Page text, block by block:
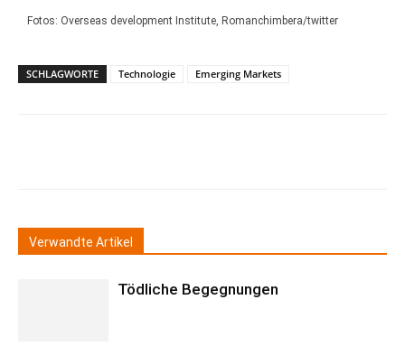
Fotos: Overseas development Institute, Romanchimbera/twitter
SCHLAGWORTE Technologie Emerging Markets
Verwandte Artikel
Tödliche Begegnungen